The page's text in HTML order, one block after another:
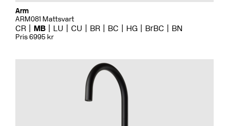
Arm
ARM081 Mattsvart
CR MB LU CU BR BC HG BrBC BN
Pris 6995 kr